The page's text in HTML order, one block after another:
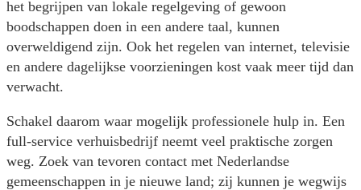
het begrijpen van lokale regelgeving of gewoon
boodschappen doen in een andere taal, kunnen
overweldigend zijn. Ook het regelen van internet, televisie
en andere dagelijkse voorzieningen kost vaak meer tijd dan
verwacht.
Schakel daarom waar mogelijk professionele hulp in. Een
full-service verhuisbedrijf neemt veel praktische zorgen
weg. Zoek van tevoren contact met Nederlandse
gemeenschappen in je nieuwe land; zij kunnen je wegwijs